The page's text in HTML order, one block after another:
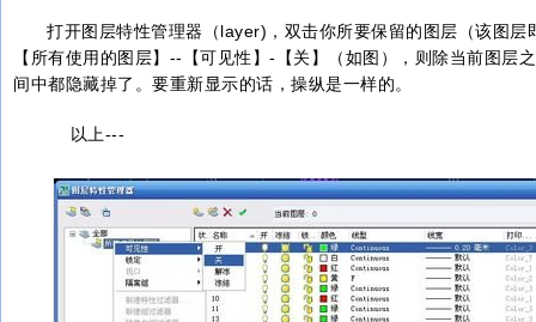
打开图层特性管理器（layer)，双击你所要保留的图层（该图层
【所有使用的图层】--【可见性】-【关】（如图），则除当前图层
间中都隐藏掉了。要重新显示的话，操纵是一样的。
以上---